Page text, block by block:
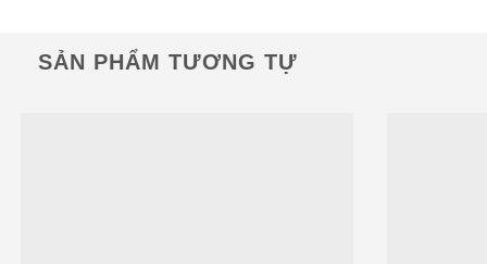
SẢN PHẨM TƯƠNG TỰ